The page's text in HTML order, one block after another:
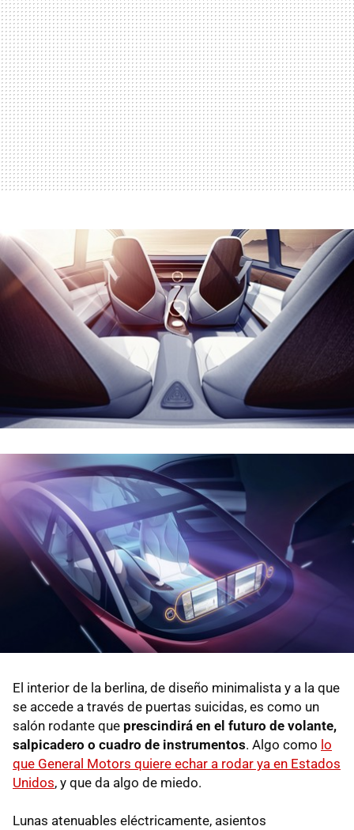
El interior de la berlina, de diseño minimalista y a la que
se accede a través de puertas suicidas, es como un
salón rodante que prescindirá en el futuro de volante,
salpicadero o cuadro de instrumentos. Algo como lo
que General Motors quiere echar a rodar ya en Estados
Unidos, y que da algo de miedo.
Lunas atenuables eléctricamente, asientos